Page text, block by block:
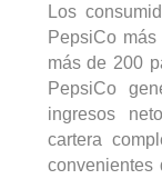
Los
PepsiCo
más de 200
PepsiCo
ingresos
cartera
convenientes